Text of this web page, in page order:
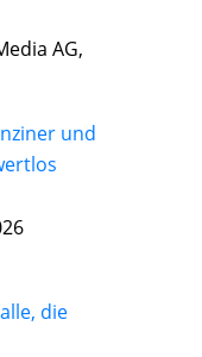
AG,
und
die